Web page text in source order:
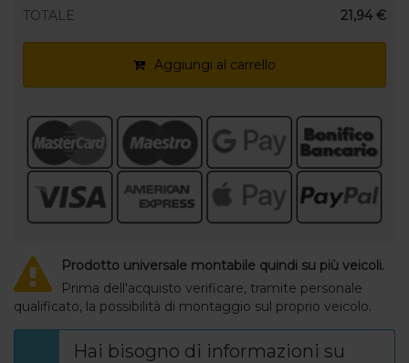
TOTALE
21,94 €
Aggiungi al carrello
Prodotto universale montabile quindi su più veicoli.
Prima dell'acquisto verificare, tramite personale
qualificato, la possibilità di montaggio sul proprio veicolo.
Hai bisogno di informazioni su